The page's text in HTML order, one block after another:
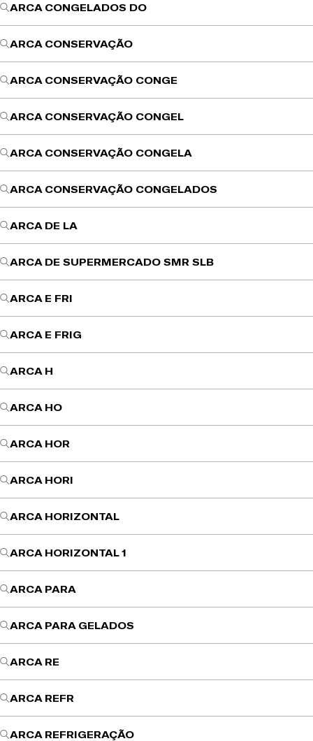
ARCA CONGELADOS DO
ARCA CONSERVAÇÃO
ARCA CONSERVAÇÃO CONGE
ARCA CONSERVAÇÃO CONGEL
ARCA CONSERVAÇÃO CONGELA
ARCA CONSERVAÇÃO CONGELADOS
ARCA DE LA
ARCA DE SUPERMERCADO SMR SLB
ARCA E FRI
ARCA E FRIG
ARCA H
ARCA HO
ARCA HOR
ARCA HORI
ARCA HORIZONTAL
ARCA HORIZONTAL 1
ARCA PARA
ARCA PARA GELADOS
ARCA RE
ARCA REFR
ARCA REFRIGERAÇÃO